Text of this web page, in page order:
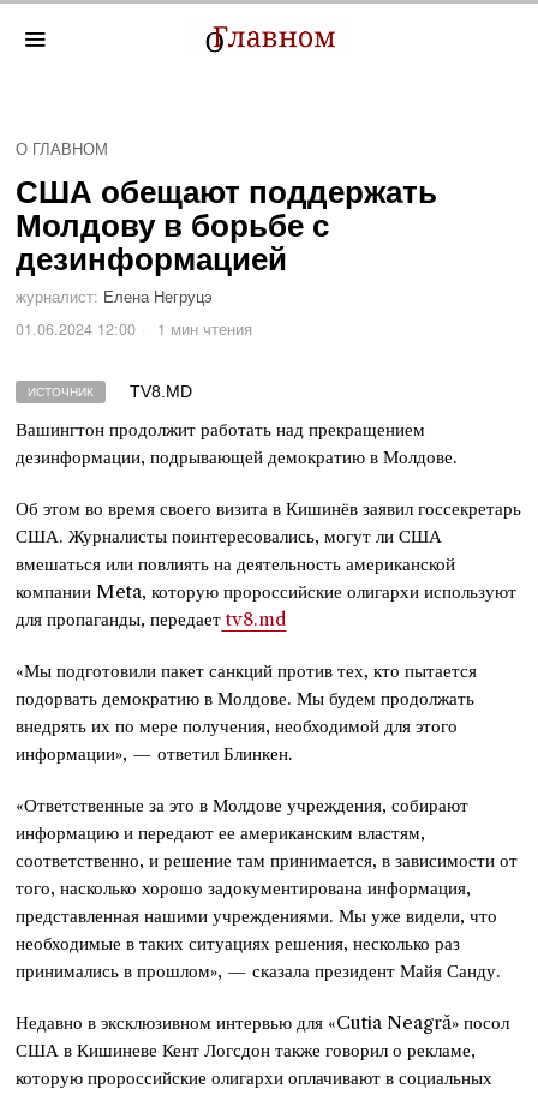
О ГЛАВНОМ
США обещают поддержать
Молдову в борьбе с
дезинформацией
журналист: Елена Негруцэ
01.06.2024 12:00
1 мин чтения
ИСТОЧНИК TV8.MD
Вашингтон продолжит работать над прекращением
дезинформации, подрывающей демократию в Молдове.
Об этом во время своего визита в Кишинёв заявил госсекретарь
США. Журналисты поинтересовались, могут ли США
вмешаться или повлиять на деятельность американской
компании Meta, которую пророссийские олигархи используют
для пропаганды, передает tv8.md
«Мы подготовили пакет санкций против тех, кто пытается
подорвать демократию в Молдове. Мы будем продолжать
внедрять их по мере получения, необходимой для этого
информации», — ответил Блинкен.
«Ответственные за это в Молдове учреждения, собирают
информацию и передают ее американским властям,
соответственно, и решение там принимается, в зависимости от
того, насколько хорошо задокументирована информация,
представленная нашими учреждениями. Мы уже видели, что
необходимые в таких ситуациях решения, несколько раз
принимались в прошлом», — сказала президент Майя Санду.
Недавно в эксклюзивном интервью для «Cutia Neagră» посол
США в Кишиневе Кент Логсдон также говорил о рекламе,
которую пророссийские олигархи оплачивают в социальных